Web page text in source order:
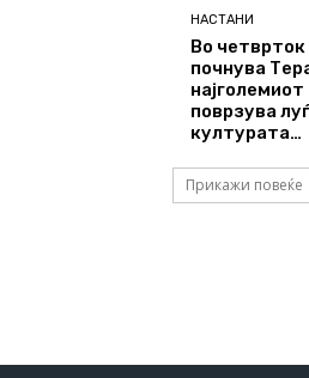
НАСТАНИ
Во
почнува
поврзува
културата…
Прикажи повеќе